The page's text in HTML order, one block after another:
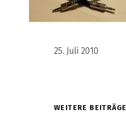
25. Juli 2010
WEITERE BEITRÄGE